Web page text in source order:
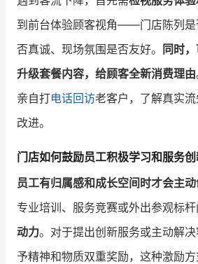
到前台体验顾客视角——门店陈列是
否真诚、现场氛围是否友好。 同时
升级套餐内容，给顾客全新消费理由
亲自打电话回访老客户，了解真实
改进。
门店如何鼓励员工积极学习和服务创
员工有归属感和成长空间时才会主
专业培训、服务竞赛或外出参观标杆
动力。对于提出创新服务或主动解
予精神和物质双重奖励，这种激励